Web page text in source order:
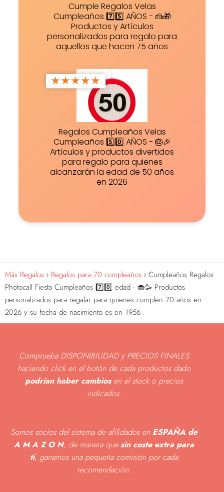
Cumple Regalos Velas
Cumpleaños 7️⃣5️⃣ AÑOS - 🍰🎁
Productos y Artículos
personalizados para regalo para
aquellos que hacen 75 años
★★★★★
Regalos Cumpleaños Velas
Cumpleaños 5️⃣0️⃣ AÑOS - 🎂🎉
Artículos y productos divertidos
para regalo para quienes
alcanzarán la edad de 50 años
en 2026
Más Regalos Regalos para 70 cumpleaños
Cumpleaños Regalos
Photocall Fiesta Cumpleaños 7️⃣0️⃣ edad - 🧁🥳 Productos
personalizados para regalar para quienes cumplen 70 años en
2026 y su fecha de nacimiento es en 1956
Comprueba DISPONIBILIDAD y PRECIOS FINALES
haciendo click en el botón de cada productos dado
podrían haber cambiosen el stock o precios
indicados.
Somos socios del sistema de afilidados en ESPAÑA de
A M A Z O N, de manera que sin coste extra para
ti, ganamos una pequeña comisión por cada
recomendación.